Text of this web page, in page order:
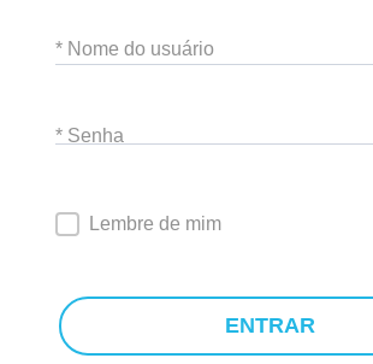
* Nome do usuário
* Senha
Lembre de mim
ENTRAR